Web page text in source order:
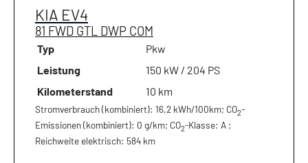
KIA EV4
81 FWD GTL DWP COM
Typ
Pkw
Leistung
150 kW / 204 PS
Kilometerstand
10 km
Stromverbrauch (kombiniert): 16,2 kWh/100km; CO2-
Emissionen (kombiniert): 0 g/km; CO2-Klasse: A ;
Reichweite elektrisch: 584 km